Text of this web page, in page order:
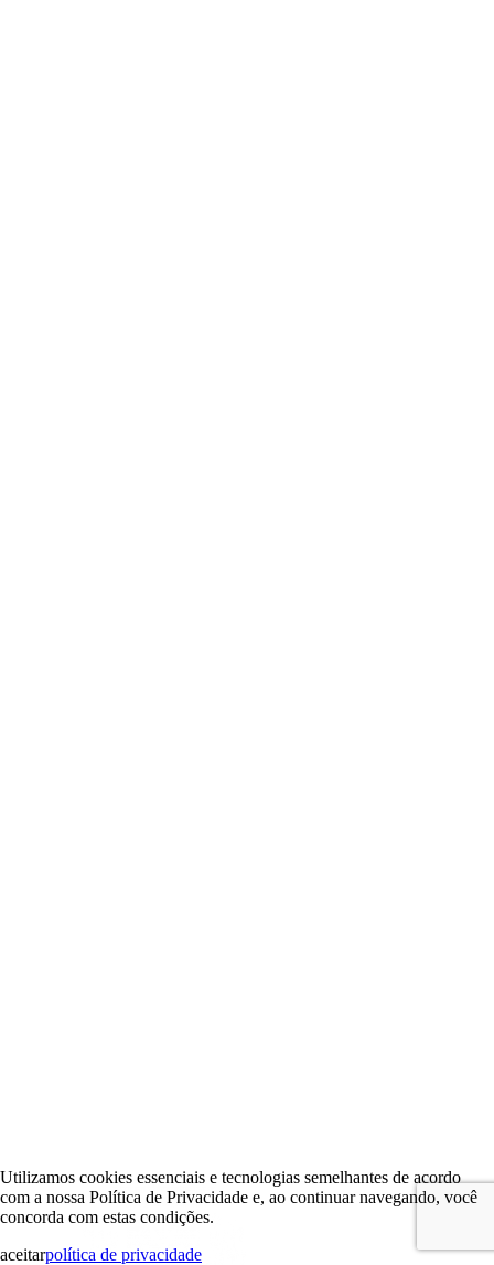
Utilizamos cookies essenciais e tecnologias semelhantes de acordo
com a nossa Política de Privacidade e, ao continuar navegando, você
concorda com estas condições.
aceitarpolítica de privacidade